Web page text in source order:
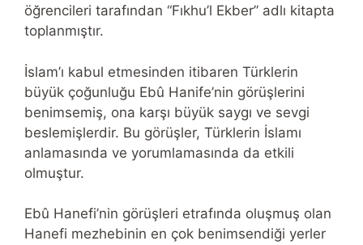
öğrencileri tarafından “Fıkhu’l Ekber” adlı kitapta
toplanmıştır.
İslam’ı kabul etmesinden itibaren Türklerin
büyük çoğunluğu Ebû Hanife’nin görüşlerini
benimsemiş, ona karşı büyük saygı ve sevgi
beslemişlerdir. Bu görüşler, Türklerin İslamı
anlamasında ve yorumlamasında da etkili
olmuştur.
Ebû Hanefi’nin görüşleri etrafında oluşmuş olan
Hanefi mezhebinin en çok benimsendiği yerler